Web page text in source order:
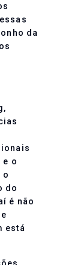
da
e o
o
do
é não
está